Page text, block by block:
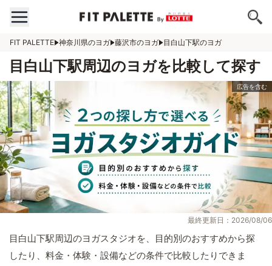
FIT PALETTE 神奈川県のヨガ 藤沢市のヨガ 目白山下駅のヨガ
目白山下駅周辺のヨガを比較して探す
最終更新日：2026/08/06
目白山下駅周辺のヨガスタジオを、目的別のおすすめから探
したり、料金・体験・設備などの条件で比較したりできま